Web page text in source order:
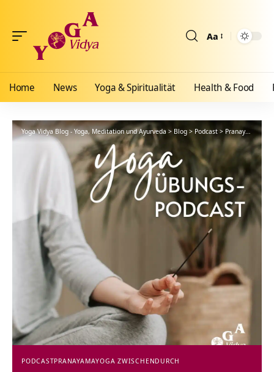
Aa
Home News Yoga & Spiritualität Health & Food
Yoga Vidya Blog - Yoga, Meditation und Ayurveda > Blog > Podcast > Pranayama >
PODCASTPRANAYAMAYOGA ZWISCHENDURCH